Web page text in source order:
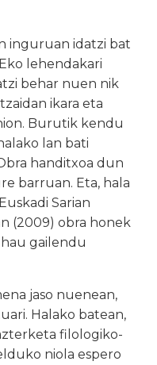
inguruan idatzi bat
lehendakari
behar nuen nik
ikara eta
Burutik kendu
lan bati
handitxoa dun
barruan. Eta, hala
Sarian
(2009) obra honek
gailendu
jaso nuenean,
Halako batean,
filologiko-
niola espero